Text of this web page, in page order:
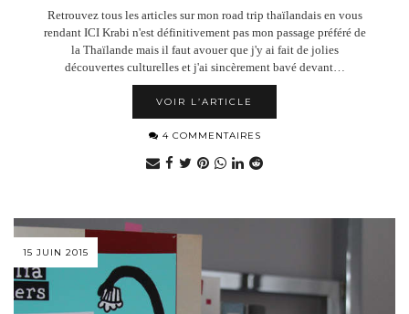
Retrouvez tous les articles sur mon road trip thaïlandais en vous
rendant ICI Krabi n'est définitivement pas mon passage préféré de
la Thaïlande mais il faut avouer que j'y ai fait de jolies
découvertes culturelles et j'ai sincèrement bavé devant…
VOIR L’ARTICLE
4 COMMENTAIRES
15 JUIN 2015